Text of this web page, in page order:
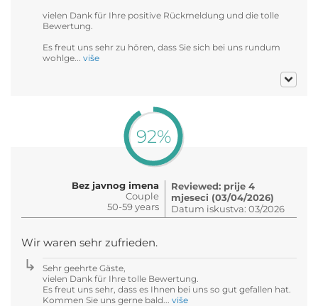
vielen Dank für Ihre positive Rückmeldung und die tolle
Bewertung.
Es freut uns sehr zu hören, dass Sie sich bei uns rundum
wohlge... više
92%
Bez javnog imena
Couple
50-59 years
Reviewed: prije 4
mjeseci (03/04/2026)
Datum iskustva: 03/2026
Wir waren sehr zufrieden.
Sehr geehrte Gäste,
vielen Dank für Ihre tolle Bewertung.
Es freut uns sehr, dass es Ihnen bei uns so gut gefallen hat.
Kommen Sie uns gerne bald... više